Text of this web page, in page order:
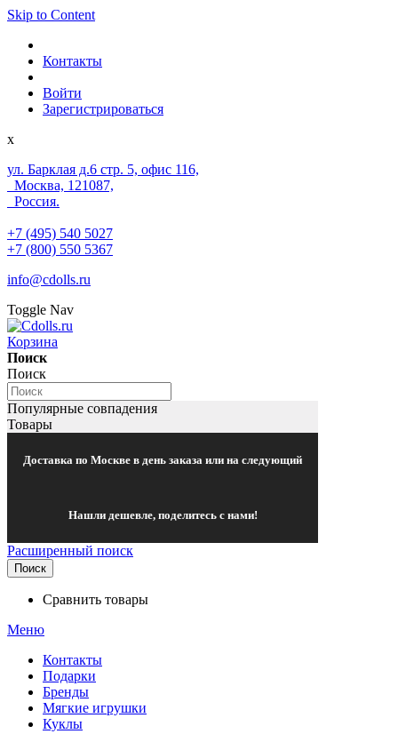
Skip to Content
Контакты
Войти
Зарегистрироваться
x
ул. Барклая д.6 стр. 5, офис 116,
Москва, 121087,
Россия.
+7 (495) 540 5027
+7 (800) 550 5367
info@cdolls.ru
Toggle Nav
Корзина
Поиск
Поиск
Популярные совпадения
Товары
Доставка по Москве в день заказа или на следующий
Нашли дешевле, поделитесь с нами!
Расширенный поиск
Поиск
Сравнить товары
Меню
Контакты
Подарки
Бренды
Мягкие игрушки
Куклы